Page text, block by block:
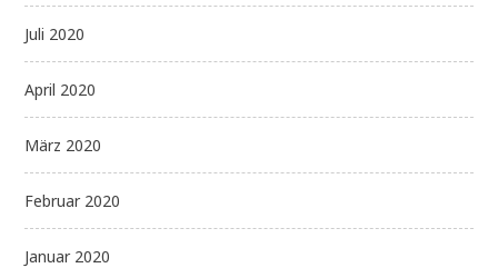
Juli 2020
April 2020
März 2020
Februar 2020
Januar 2020